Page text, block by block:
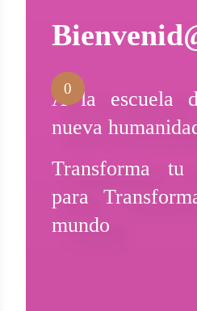
0
A la escuela
nueva
Transforma tu
para
mundo